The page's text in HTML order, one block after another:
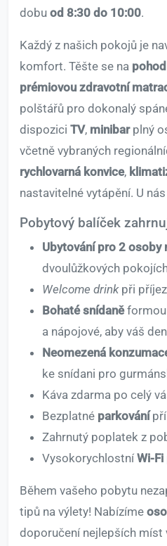
dobu od 8:30 do 10:00.
Každý z našich pokojů je
komfort. Těšte se na
prémiovou zdravotní
polštářů pro dokonalý
dispozici TV, minibarplný
včetně vybraných
rychlovarná konvice,
nastavitelné vytápění. U
Pobytový balíček
Ubytování pro 2 osoby
dvoulůžkových
Welcome drinkpři
Bohaté snídaněformou
a nápojové, aby váš
Neomezená
ke snídani pro
Káva zdarma po celý
Bezplatné parkování
Zahrnutý poplatek z
Vysokorychlostní Wi-Fi
Během vašeho pobytu
tipů na výlety! Nabízíme
doporučení nejlepších míst